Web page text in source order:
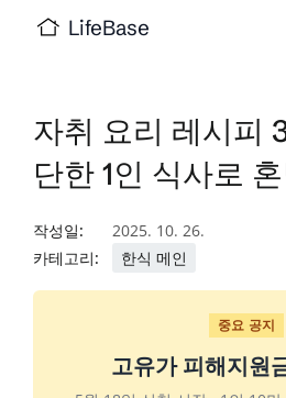
LifeBase
자취 요리 레시피
단한 1인 식사로
작성일:
2025. 10. 26.
카테고리:
한식 메인
중요 공지
고유가 피해지원